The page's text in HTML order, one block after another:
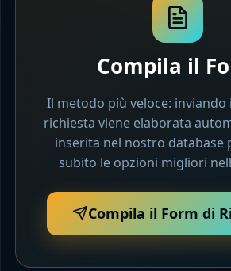
Compila il
Il metodo più veloce: inviando
richiesta viene elaborata
inserita nel nostro database
subito le opzioni migliori
Compila il Form di